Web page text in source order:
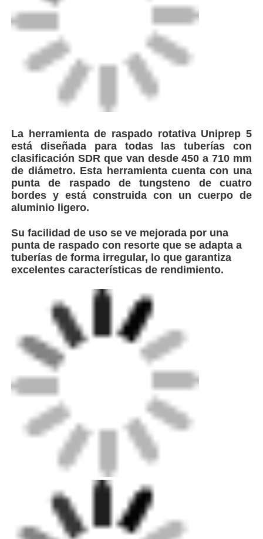
Sobre nosotros
Visita a la fábrica
Control de Calidad
Blog
Solicitar una cotización
máquina de soldadura por fusión de trasero
Máquina de soldadura de extremos de tuberías
Accesorios de electrofusión
Los demás componentes de los equipos de ensayo
Accesorios de transición
Máquinas de soldadura por electrofusión
Herramienta de Fusión a Tope
Herramientas de electrofusión
Accesorios de fusión de traseros
La herramienta de raspado rotativa Uniprep 5
está diseñada para todas las tuberías con
clasificación SDR que van desde 450 a 710 mm
de diámetro. Esta herramienta cuenta con una
punta de raspado de tungsteno de cuatro
bordes y está construida con un cuerpo de
aluminio ligero.
Su facilidad de uso se ve mejorada por una
punta de raspado con resorte que se adapta a
tuberías de forma irregular, lo que garantiza
excelentes características de rendimiento.